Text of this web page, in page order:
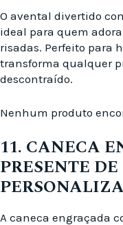
O avental divertido
ideal para quem
risadas. Perfeito para
transforma qualquer
descontraído.
Nenhum produto
11. CANECA
PRESENTE
A caneca engraçada